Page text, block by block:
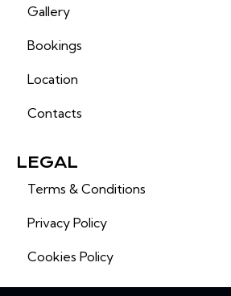
Gallery
Bookings
Location
Contacts
LEGAL
Terms & Conditions
Privacy Policy
Cookies Policy